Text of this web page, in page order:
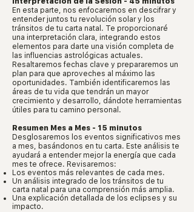
En esta parte, nos enfocaremos en descifrar y
entender juntos tu revolución solar y los
tránsitos de tu carta natal. Te proporcionaré
una interpretación clara, integrando estos
elementos para darte una visión completa de
las influencias astrológicas actuales.
Resaltaremos fechas clave y prepararemos un
plan para que aproveches al máximo las
oportunidades. También identificaremos las
áreas de tu vida que tendrán un mayor
crecimiento y desarrollo, dándote herramientas
útiles para tu camino personal.
Resumen Mes a Mes - 15 minutos
Desglosaremos los eventos significativos mes
a mes, basándonos en tu carta. Este análisis te
ayudará a entender mejor la energía que cada
mes te ofrece. Revisaremos:
Los eventos más relevantes de cada mes.
Un análisis integrado de los tránsitos de tu
carta natal para una comprensión más amplia.
Una explicación detallada de los eclipses y su
impacto.